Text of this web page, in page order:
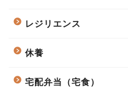
レジリエンス
休養
宅配弁当（宅食）